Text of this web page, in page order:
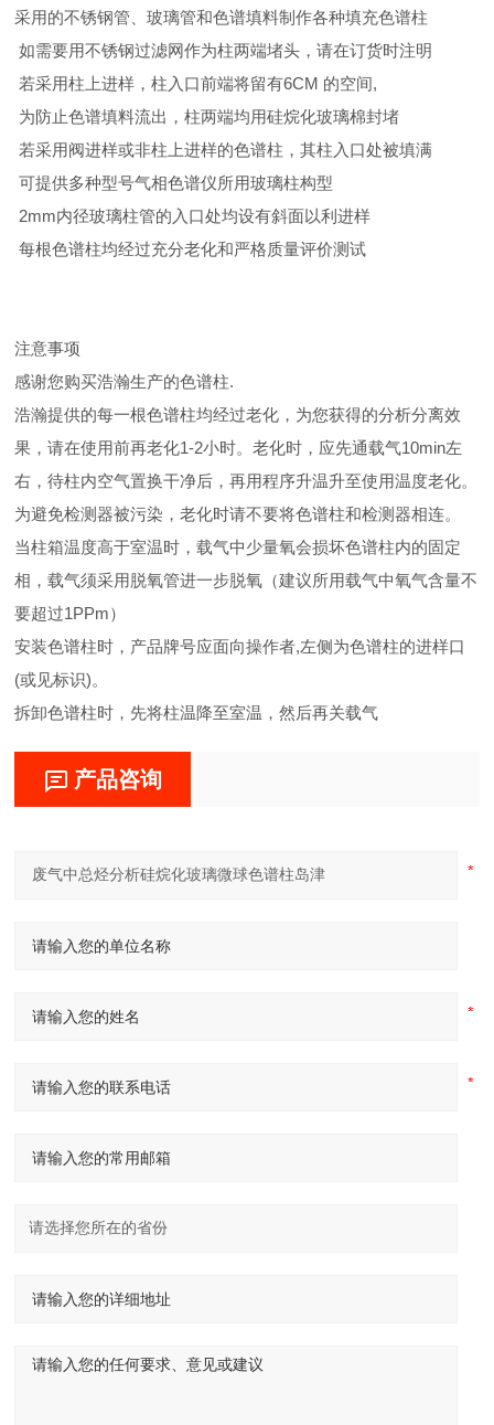
采用的不锈钢管、玻璃管和色谱填料制作各种填充色谱柱
如需要用不锈钢过滤网作为柱两端堵头，请在订货时注明
若采用柱上进样，柱入口前端将留有6CM 的空间,
为防止色谱填料流出，柱两端均用硅烷化玻璃棉封堵
若采用阀进样或非柱上进样的色谱柱，其柱入口处被填满
可提供多种型号气相色谱仪所用玻璃柱构型
2mm内径玻璃柱管的入口处均设有斜面以利进样
每根色谱柱均经过充分老化和严格质量评价测试
注意事项
感谢您购买浩瀚生产的色谱柱.
浩瀚提供的每一根色谱柱均经过老化，为您获得的分析分离效
果，请在使用前再老化1-2小时。老化时，应先通载气10min左
右，待柱内空气置换干净后，再用程序升温升至使用温度老化。
为避免检测器被污染，老化时请不要将色谱柱和检测器相连。
当柱箱温度高于室温时，载气中少量氧会损坏色谱柱内的固定
相，载气须采用脱氧管进一步脱氧（建议所用载气中氧气含量不
要超过1PPm）
安装色谱柱时，产品牌号应面向操作者,左侧为色谱柱的进样口
(或见标识)。
拆卸色谱柱时，先将柱温降至室温，然后再关载气
产品咨询